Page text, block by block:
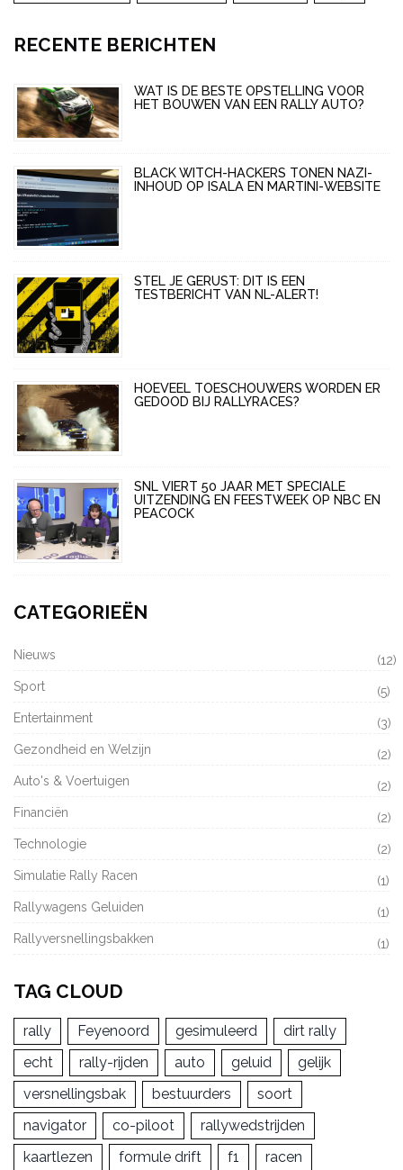
RECENTE BERICHTEN
WAT IS DE BESTE OPSTELLING VOOR
HET BOUWEN VAN EEN RALLY AUTO?
BLACK WITCH-HACKERS TONEN NAZI-
INHOUD OP ISALA EN MARTINI-WEBSITE
STEL JE GERUST: DIT IS EEN
TESTBERICHT VAN NL-ALERT!
HOEVEEL TOESCHOUWERS WORDEN ER
GEDOOD BIJ RALLYRACES?
SNL VIERT 50 JAAR MET SPECIALE
UITZENDING EN FEESTWEEK OP NBC EN
PEACOCK
CATEGORIEËN
Nieuws
(12)
Sport
(5)
Entertainment
(3)
Gezondheid en Welzijn
(2)
Auto's & Voertuigen
(2)
Financiën
(2)
Technologie
(2)
Simulatie Rally Racen
(1)
Rallywagens Geluiden
(1)
Rallyversnellingsbakken
(1)
TAG CLOUD
rally Feyenoord gesimuleerd
dirt rally
echt
rally-rijden auto geluid
gelijk
versnellingsbak
bestuurders
soort
navigator
co-piloot
rallywedstrijden
kaartlezen
formule drift f1 racen